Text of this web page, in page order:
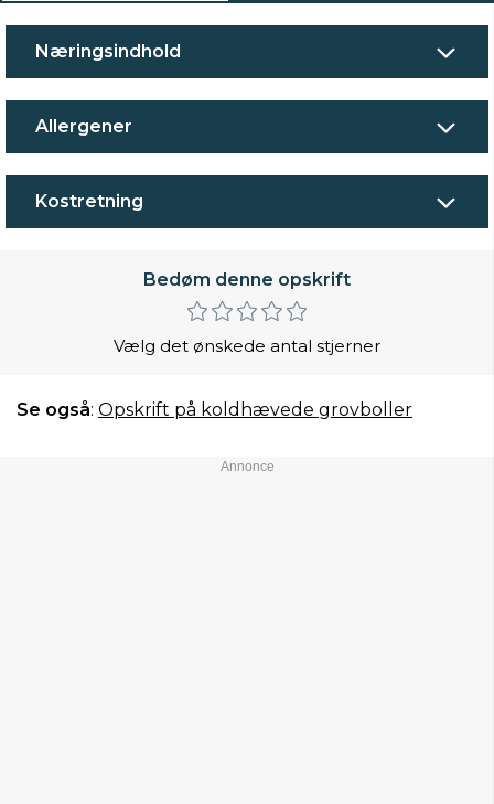
Næringsindhold
Allergener
Kostretning
Bedøm denne opskrift
Vælg det ønskede antal stjerner
Se også: Opskrift på koldhævede grovboller